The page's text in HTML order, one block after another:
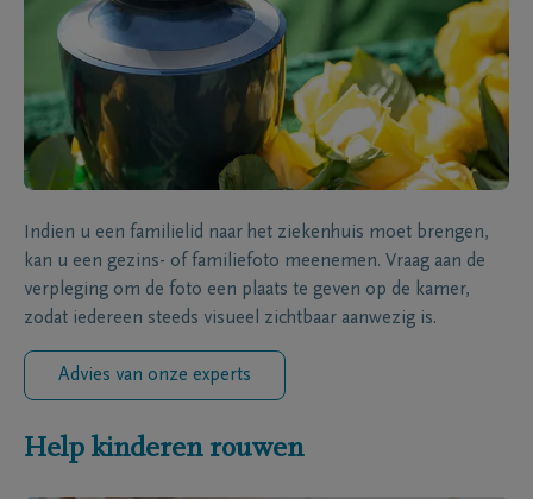
Indien u een familielid naar het ziekenhuis moet brengen,
kan u een gezins- of familiefoto meenemen. Vraag aan de
verpleging om de foto een plaats te geven op de kamer,
zodat iedereen steeds visueel zichtbaar aanwezig is.
Advies van onze experts
Help kinderen rouwen